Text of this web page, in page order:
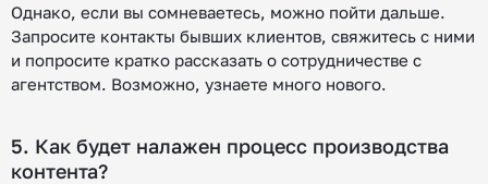
Однако, если вы сомневаетесь, можно пойти дальше.
Запросите контакты бывших клиентов, свяжитесь с ними
и попросите кратко рассказать о сотрудничестве с
агентством. Возможно, узнаете много нового.
5. Как будет налажен процесс производства
контента?